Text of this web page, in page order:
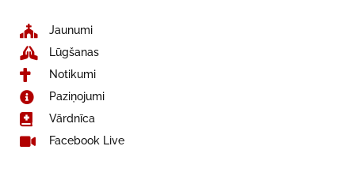
Jaunumi
Lūgšanas
Notikumi
Paziņojumi
Vārdnīca
Facebook Live